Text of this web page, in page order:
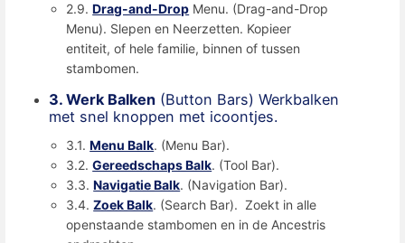
2.9.Drag-and-Drop Menu. (Drag-and-Drop
Menu). Slepen en Neerzetten. Kopieer
entiteit, of hele familie, binnen of tussen
stambomen.
3. Werk Balken (Button Bars) Werkbalken
met snel knoppen met icoontjes.
3.1.Menu Balk. (Menu Bar).
3.2.Gereedschaps Balk. (Tool Bar).
3.3.Navigatie Balk. (Navigation Bar).
3.4.Zoek Balk. (Search Bar). Zoekt in alle
openstaande stambomen en in de Ancestris